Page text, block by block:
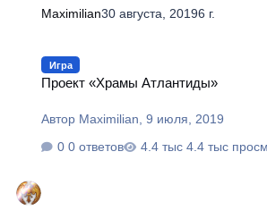
Maximilian30 августа, 20196 г.
Игра
Проект «Храмы Атлантиды»
Автор Maximilian ,9 июля, 2019
0 ответов
4.4 тыс